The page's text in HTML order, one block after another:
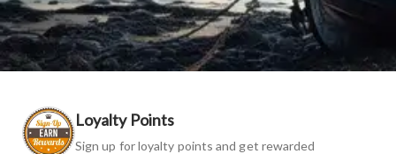
Loyalty Points
Sign up for loyalty points and get rewarded